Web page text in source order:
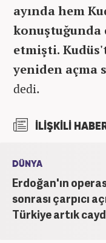
ayında hem
konuştuğunda
etmişti.
yeniden açma
dedi.
İLİŞKİLİ
DÜNYA
Erdoğan'ın
sonrası çarpıcı
Türkiye artık